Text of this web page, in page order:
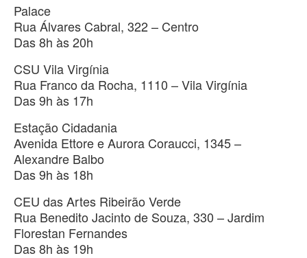
Palace
Rua Álvares Cabral, 322 – Centro
Das 8h às 20h
CSU Vila Virgínia
Rua Franco da Rocha, 1110 – Vila Virgínia
Das 9h às 17h
Estação Cidadania
Avenida Ettore e Aurora Coraucci, 1345 –
Alexandre Balbo
Das 9h às 18h
CEU das Artes Ribeirão Verde
Rua Benedito Jacinto de Souza, 330 – Jardim
Florestan Fernandes
Das 8h às 19h